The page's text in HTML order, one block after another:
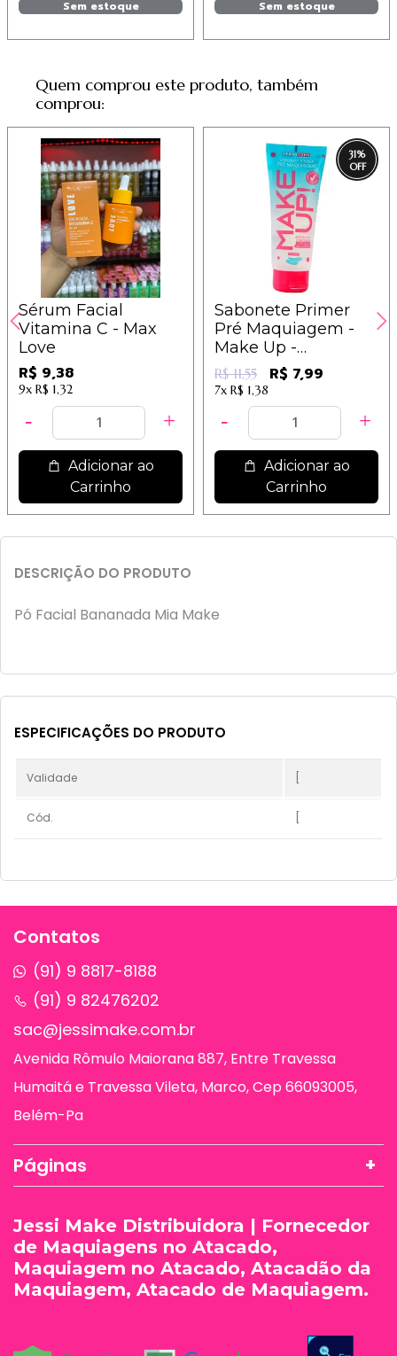
Sem estoque Sem estoque
Quem comprou este produto, também
comprou:
Sérum Facial
Vitamina C - Max
Love
R$ 9,38
9x R$ 1,32
Adicionar ao
Carrinho
31%
Sabonete Primer
Pré Maquiagem -
Make Up -
Dermachem
R$ 11,55 R$ 7,99
7x R$ 1,38
Adicionar ao
Carrinho
DESCRIÇÃO DO PRODUTO
Pó Facial Bananada Mia Make
ESPECIFICAÇÕES DO PRODUTO
Validade
Cód.
Contatos
(91) 9 8817-8188
(91) 9 82476202
sac@jessimake.com.br
Avenida Rômulo Maiorana 887, Entre Travessa
Humaitá e Travessa Vileta, Marco, Cep 66093005,
Belém-Pa
Páginas
Jessi Make Distribuidora | Fornecedor
de Maquiagens no Atacado,
Maquiagem no Atacado, Atacadão da
Maquiagem, Atacado de Maquiagem.